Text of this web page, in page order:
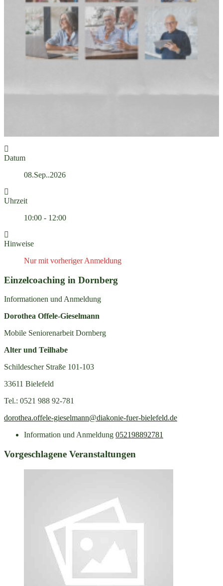
Datum
08.Sep..2026
Uhrzeit
10:00 - 12:00
Hinweise
Nur mit vorheriger Anmeldung
Einzelcoaching in Dornberg
Informationen und Anmeldung
Dorothea Offele-Gieselmann
Mobile Seniorenarbeit Dornberg
Alter und Teilhabe
Schildescher Straße 101-103
33611 Bielefeld
Tel.: 0521 988 92-781
dorothea.offele-gieselmann@diakonie-fuer-bielefeld.de
Information und Anmeldung 052198892781
Vorgeschlagene Veranstaltungen